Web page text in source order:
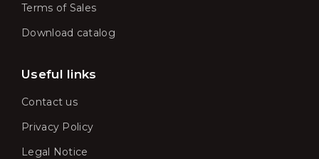
Terms of Sales
Download catalog
Useful links
Contact us
Privacy Policy
Legal Notice